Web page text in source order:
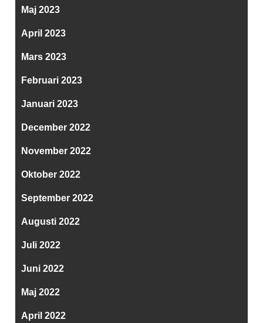
Maj 2023
April 2023
Mars 2023
Februari 2023
Januari 2023
December 2022
November 2022
Oktober 2022
September 2022
Augusti 2022
Juli 2022
Juni 2022
Maj 2022
April 2022